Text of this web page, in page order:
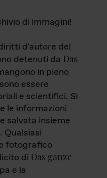
di immagini!
d'autore del
detenuti da Das
in pieno
essere
e scientifici. Si
le informazioni
salvata insieme
Qualsiasi
fotografico
di Das ganze
e la